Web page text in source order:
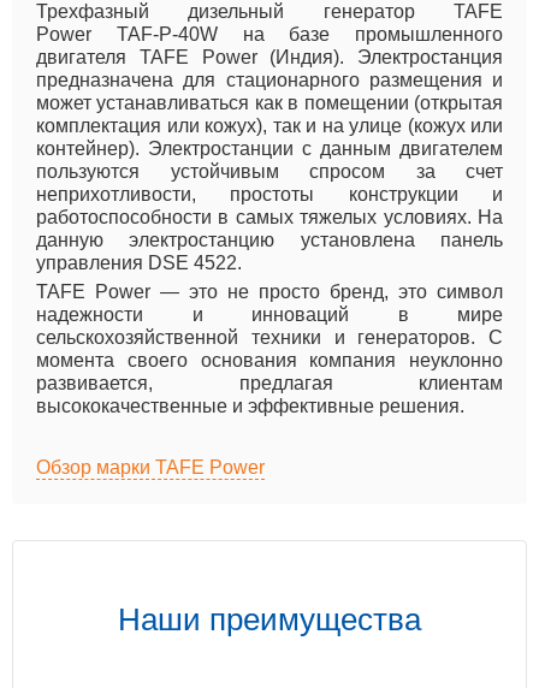
Трехфазный дизельный генератор TAFE
Power TAF-P-40W на базе промышленного
двигателя TAFE Power (Индия). Электростанция
предназначена для стационарного размещения и
может устанавливаться как в помещении (открытая
комплектация или кожух), так и на улице (кожух или
контейнер). Электростанции с данным двигателем
пользуются устойчивым спросом за счет
неприхотливости, простоты конструкции и
работоспособности в самых тяжелых условиях. На
данную электростанцию установлена панель
управления DSE 4522.
TAFE Power — это не просто бренд, это символ
надежности и инноваций в мире
сельскохозяйственной техники и генераторов. С
момента своего основания компания неуклонно
развивается, предлагая клиентам
высококачественные и эффективные решения.
Обзор марки TAFE Power
Наши преимущества